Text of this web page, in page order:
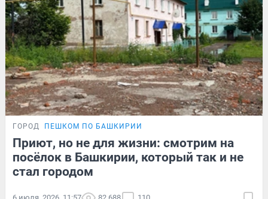
ГОРОД ПЕШКОМ ПО БАШКИРИИ
Приют, но не для жизни: смотрим на
посёлок в Башкирии, который так и не
стал городом